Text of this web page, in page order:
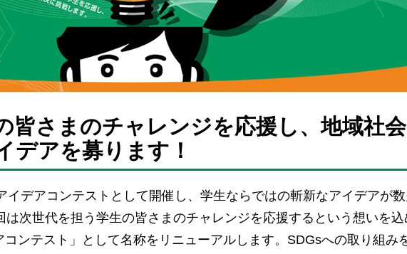
皆さまのチャレンジを応援し、地域社
デアを募ります！
イデアコンテストとして開催し、学生ならではの斬新なアイデアが
次世代を担う学生の皆さまのチャレンジを応援するという想いを込
コンテスト」として名称をリニューアルします。SDGsへの取り組み